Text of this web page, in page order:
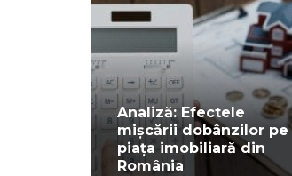
Analiză: Efectele
mișcării dobânzilor pe
piața imobiliară din
România